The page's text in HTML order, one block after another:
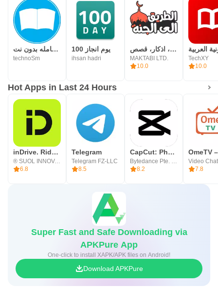
المكتبة الشامله بدون نت
technoSm
100 يوم انجاز
ihsan hadri
الطريق الى الجنة، اذكار، قصص
MAKTABI LTD.
10.0
TechXY
10.0
Hot Apps in Last 24 Hours
inDrive. Rides with fair fares
® SUOL INNOVATIONS LTD
6.8
Telegram
Telegram FZ-LLC
8.5
CapCut: Photo & Video Editor
8.2
7.8
Super Fast and Safe Downloading via
APKPure App
One-click to install XAPK/APK files on Android!
Download APKPure